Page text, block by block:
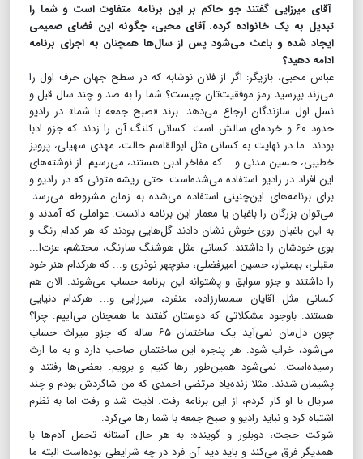
آقای میرزایی گفتند جو حاکم بر این برنامه متفاوت است و شما را
تبدیل به یک خانواده کرده. آقای محبی، چگونه این فضای صمیمی
ایجاد شده و باعث می‌شود پس از سال‌ها همچنان به اجرای برنامه
ادامه دهید؟
عباس محبی، بازیگر: اگر از فلان نوشابه که در سطح جهان حرف اول را
می‌زند بپرسید رمز موفقیت‌تان چیست؟ شما را به صد و چند سال قبل و
نسل اول سازندگان ارجاع می‌دهد. برند «صبح جمعه با شما» در رادیو
حدود ۶۰ و خرده‌ای سالش است. کسانی کلنگ آن را زدند که جزو ادبا
بودند. ما در نهایت به کسانی مثل ابوالقاسم حالت، مهدی سهیلی، پرویز
خطیبی،‌ حسین مدنی و... که مفاخر ادبی هستند، می‌رسیم. از نوشته‌های
این افراد در رادیو استفاده می‌شده‌است. حتی ریشه متونی که در رادیو و
برای برنامه‌های این‌چنینی استفاده می‌شده به زمان مشروطه می‌رسد.
می‌توان بزرگان را باغبان یا معمار این برنامه دانست. عواملی که آمدند و
به این باغبان روی خوش نشان دادند گل‌هایی بودند که هر کدام رنگ و
بوی خودشان را داشتند. کسانی مثل هوشنگ سارنگ، محتشم، عزت‌ا...
مقبلی، بهمنیار، حسین امیرفضلی، منوچهر نوذری و... که هرکدام هنر خود
را داشتند و جزو سوابق و پشتوانه این برنامه حساب می‌شوند. الان هم
کسانی مثل آقایان سمسارزاده، منفرد، میرزایی و... هرکدام دنیایی
هستند. باوجود مشکلاتی که دوستان گفتند ما همچنان می‌آییم. چرا؟
چون دل‌مان نمی‌آید یک ساختمان ۶۵ ساله که جزو میراث حساب
می‌شود، خراب شود. هر پنجره این ساختمان صاحب دارد و به ما ارث
رسیده‌است. نمی‌شود همین‌طور رها کنیم و برویم. بعضی‌ها رفتند و
پشیمان شدند. مثلا زنده‌یاد مرتضی احمدی که من شاگردش بودم و چند
سریال با او کار کردم، از این برنامه رفت. اذیت شد و رفت اما به نظرم
اشتباه کرد و نباید رادیو و صبح جمعه با شما رها می‌کرد.
شوکت حجت، دوبلور و گوینده: به هر حال آستانه تحمل آدم‌ها با
همدیگر فرق می‌کند و باید دید آن فرد در چه شرایطی بوده‌است البته ما